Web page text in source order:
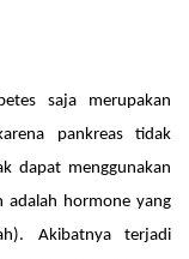
saja merupakan
pankreas tidak
dapat menggunakan
adalah hormone yang
Akibatnya terjadi